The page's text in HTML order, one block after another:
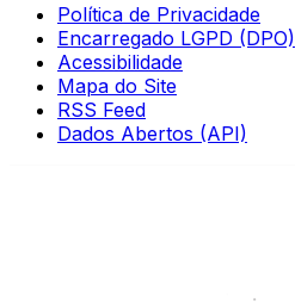
Política de Privacidade
Encarregado LGPD (DPO)
Acessibilidade
Mapa do Site
RSS Feed
Dados Abertos (API)